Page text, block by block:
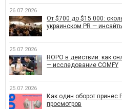
26.07.2026
От $700 до $15 000:
украинском PR —
25.07.2026
ROPO в действии: как
— исследование COMFY
25.07.2026
Как один оборот принес
просмотров